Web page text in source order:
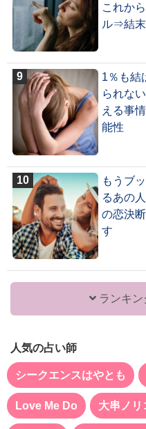
これか
ル⇒結末
1％も
られな
える事
能性
もうブ
るあの
の恋決
す
ランキン
人気の占い師
シークエンスはやとも
Love Me Do 大串ノリ